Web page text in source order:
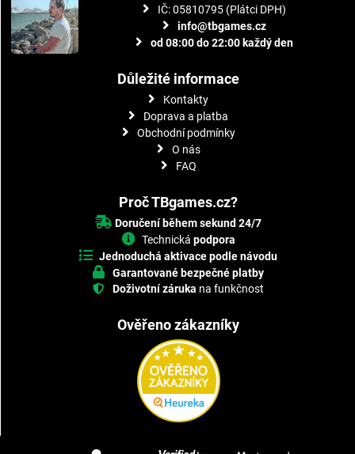
IČ: 05810795 (Plátci DPH)
info@tbgames.cz
od 08:00 do 22:00 každý den
Důležité informace
Kontakty
Doprava a platba
Obchodní podmínky
O nás
FAQ
Proč TBgames.cz?
Doručení během sekund 24/7
Technická podpora
Jednoduchá aktivace podle návodu
Garantované bezpečné platby
Doživotní záruka na funkčnost
Ověřeno zákazníky